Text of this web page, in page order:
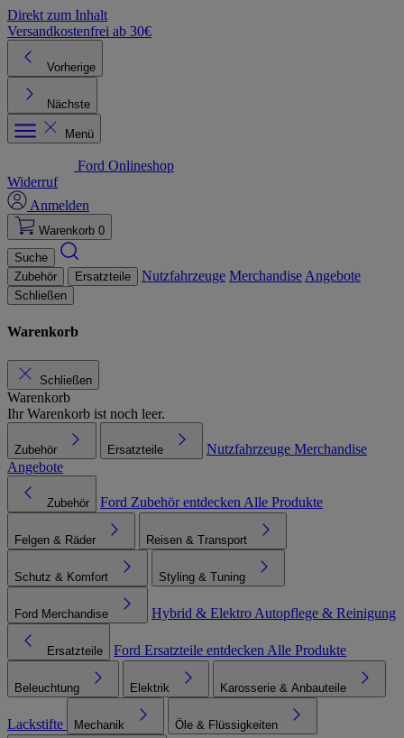
Direkt zum Inhalt
Versandkostenfrei ab 30€
Vorherige
Nächste
Menü
Ford Onlineshop
Widerruf
Anmelden
Warenkorb 0
Suche
Zubehör
Ersatzteile Nutzfahrzeuge Merchandise Angebote
Schließen
Warenkorb
Schließen
Warenkorb
Ihr Warenkorb ist noch leer.
Zubehör Ersatzteile Nutzfahrzeuge Merchandise
Angebote
Zubehör Ford Zubehör entdecken Alle Produkte
Felgen & Räder Reisen & Transport
Schutz & Komfort Styling & Tuning
Ford Merchandise Hybrid & Elektro Autopflege & Reinigung
Ersatzteile Ford Ersatzteile entdecken Alle Produkte
Beleuchtung Elektrik Karosserie & Anbauteile
Lackstifte Mechanik Öle & Flüssigkeiten